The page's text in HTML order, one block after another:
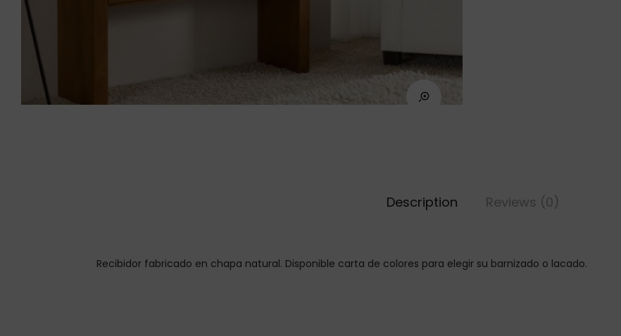
Description Reviews (0)
Recibidor fabricado en chapa natural. Disponible carta de colores para elegir su barnizado o lacado.